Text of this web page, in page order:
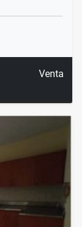
Venta